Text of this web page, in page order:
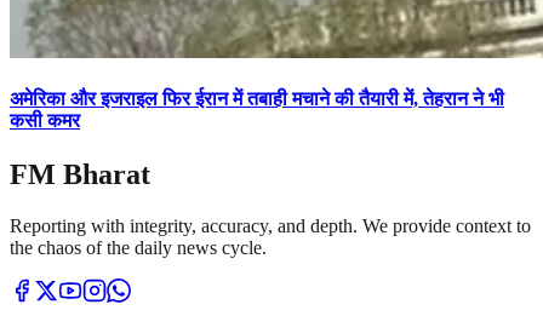
अमेरिका और इजराइल फिर ईरान में तबाही मचाने की तैयारी में, तेहरान ने भी
कसी कमर
FM Bharat
Reporting with integrity, accuracy, and depth. We provide context to
the chaos of the daily news cycle.